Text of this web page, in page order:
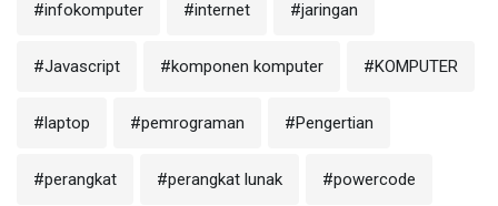
#infokomputer #internet #jaringan
#Javascript #komponen komputer #KOMPUTER
#laptop #pemrograman #Pengertian
#perangkat #perangkat lunak #powercode